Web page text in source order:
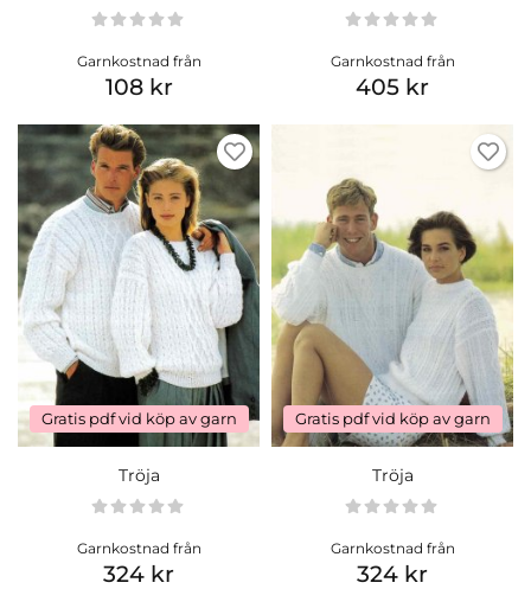
Garnkostnad från
108 kr
Garnkostnad från
405 kr
Gratis pdf vid köp av garn
Tröja
Garnkostnad från
324 kr
Gratis pdf vid köp av garn
Tröja
Garnkostnad från
324 kr